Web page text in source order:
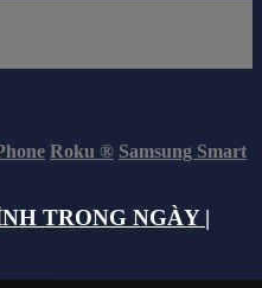
Roku ® Samsung Smart
TRONG NGÀY |